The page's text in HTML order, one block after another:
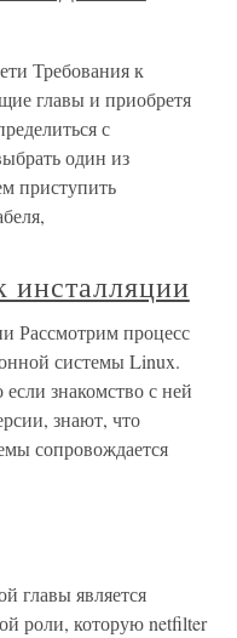
Требования к
главы и приобретя
с
один из
приступить
инсталляции
Рассмотрим процесс
системы Linux.
знакомство с ней
знают, что
сопровождается
главы является
роли, которую netfilter